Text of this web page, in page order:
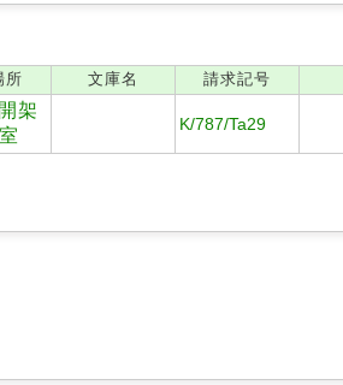
所 文庫名 請求記号
架
K/787/Ta29